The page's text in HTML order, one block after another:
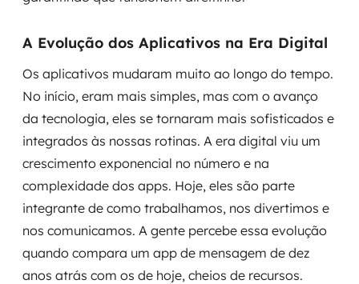
A Evolução dos Aplicativos na Era Digital
Os aplicativos mudaram muito ao longo do tempo.
No início, eram mais simples, mas com o avanço
da tecnologia, eles se tornaram mais sofisticados e
integrados às nossas rotinas. A era digital viu um
crescimento exponencial no número e na
complexidade dos apps. Hoje, eles são parte
integrante de como trabalhamos, nos divertimos e
nos comunicamos. A gente percebe essa evolução
quando compara um app de mensagem de dez
anos atrás com os de hoje, cheios de recursos.